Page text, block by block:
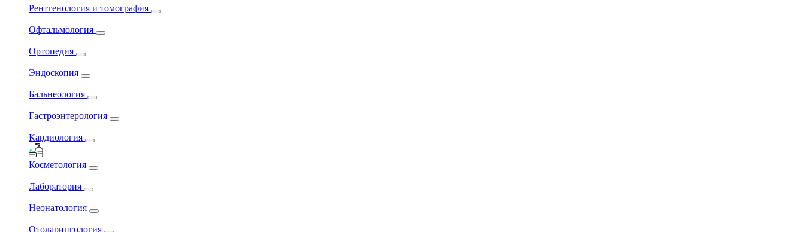
Рентгенология и томография
Офтальмология
Ортопедия
Эндоскопия
Бальнеология
Гастроэнтерология
Кардиология
Косметология
Лаборатория
Неонатология
Отоларингология